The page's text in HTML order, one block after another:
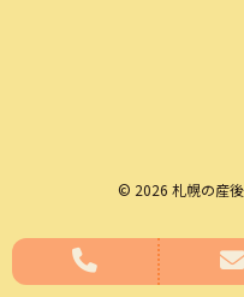
© 2026 札幌の産